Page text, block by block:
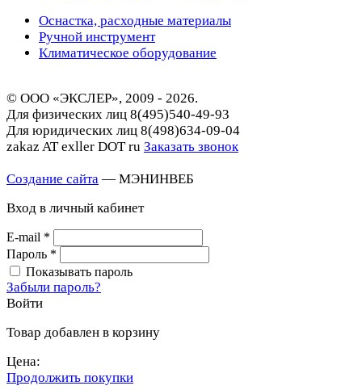
Оснастка, расходные материалы
Ручной инструмент
Климатическое оборудование
© ООО «ЭКСЛЕР», 2009 - 2026.
Для физических лиц 8(495)540-49-93
Для юридических лиц 8(498)634-09-04
zakaz AT exller DOT ru Заказать звонок
Создание сайта — МЭНИНВЕБ
Вход в личный кабинет
E-mail *
Пароль *
Показывать пароль
Забыли пароль?
Войти
Товар добавлен в корзину
Цена:
Продолжить покупки